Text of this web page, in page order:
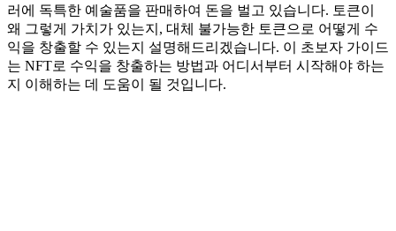
러에 독특한 예술품을 판매하여 돈을 벌고 있습니다. 토큰이
왜 그렇게 가치가 있는지, 대체 불가능한 토큰으로 어떻게 수
익을 창출할 수 있는지 설명해드리겠습니다. 이 초보자 가이드
는 NFT로 수익을 창출하는 방법과 어디서부터 시작해야 하는
지 이해하는 데 도움이 될 것입니다.